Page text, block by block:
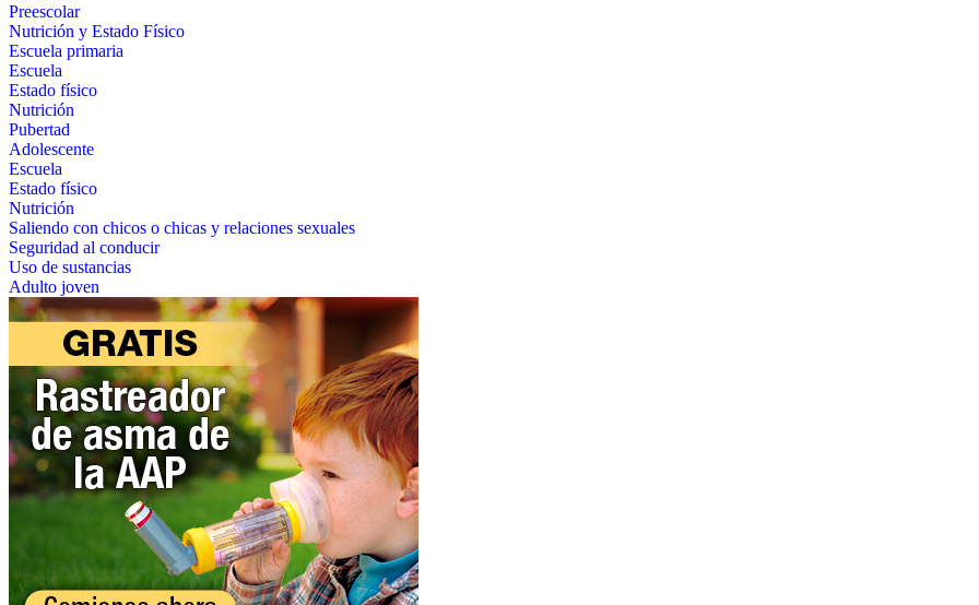
Preescolar
Nutrición y Estado Físico
Escuela primaria
Escuela
Estado físico
Nutrición
Pubertad
Adolescente
Escuela
Estado físico
Nutrición
Saliendo con chicos o chicas y relaciones sexuales
Seguridad al conducir
Uso de sustancias
Adulto joven